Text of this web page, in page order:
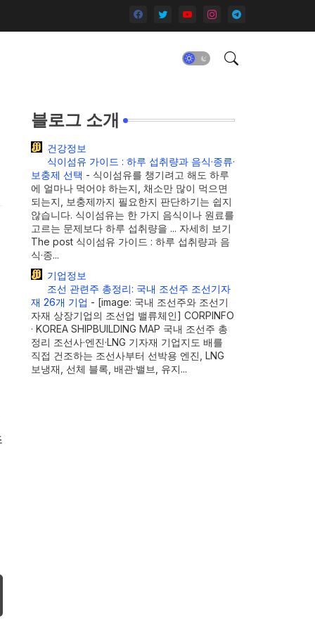
블로그 소개
건강정보
식이섬유 가이드 : 하루 섭취량과 음식·종류·
보충제 선택 - 식이섬유를 챙기려고 해도 하루
에 얼마나 먹어야 하는지, 채소만 많이 먹으면
되는지, 보충제까지 필요한지 판단하기는 쉽지
않습니다. 식이섬유는 한 가지 음식이나 원료를
고르는 문제보다 하루 섭취량을 ... 자세히 보기
The post 식이섬유 가이드 : 하루 섭취량과 음
식·종...
기업정보
조선 관련주 총정리: 국내 조선주 조선기자
재 26개 기업 - [image: 국내 조선주와 조선기
자재 상장기업의 조선업 밸류체인] CORPINFO
· KOREA SHIPBUILDING MAP 국내 조선주 총
정리 조선사·엔진·LNG 기자재 기업지도 배를
직접 건조하는 조선사부터 선박용 엔진, LNG
보냉재, 선체 블록, 배관·밸브, 유지...